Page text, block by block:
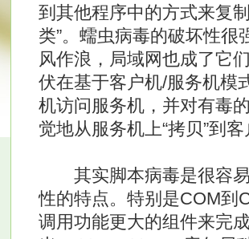
到其他程序中的方式来复
类”。蠕虫病毒的破坏性
风作浪，局域网也成了它
伏在基于客户机/服务机模
机访问服务机，并对有毒
觉地从服务机上“拷贝”到客
其实脚本病毒是很容易
性的特点。特别是COM到
调用功能更大的组件来完